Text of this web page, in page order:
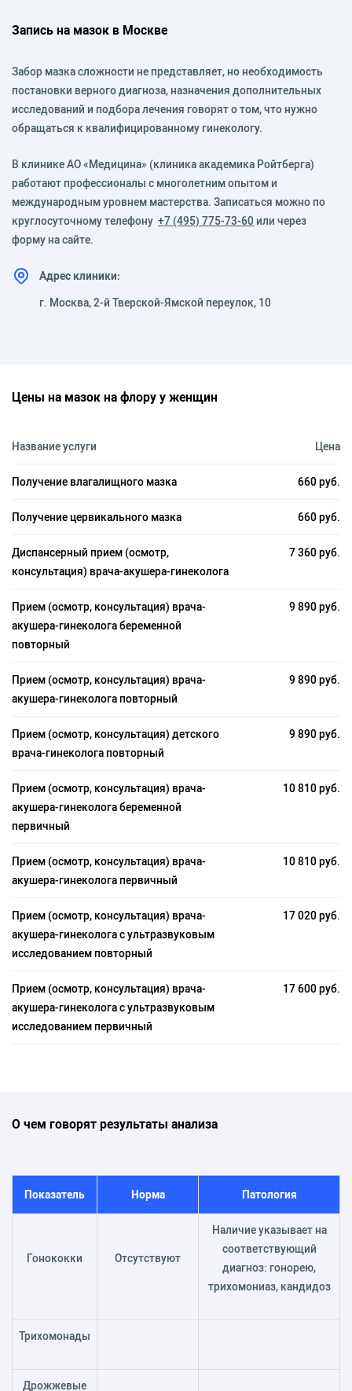
Запись на мазок в Москве
Забор мазка сложности не представляет, но необходимость
постановки верного диагноза, назначения дополнительных
исследований и подбора лечения говорят о том, что нужно
обращаться к квалифицированному гинекологу.
В клинике АО «Медицина» (клиника академика Ройтберга)
работают профессионалы с многолетним опытом и
международным уровнем мастерства. Записаться можно по
круглосуточному телефону +7 (495) 775-73-60 или через
форму на сайте.
Адрес клиники:
г. Москва, 2-й Тверской-Ямской переулок, 10
Цены на мазок на флору у женщин
Название услуги Цена
Получение влагалищного мазка 660 руб.
Получение цервикального мазка 660 руб.
Диспансерный прием (осмотр,
консультация) врача-акушера-гинеколога
7 360 руб.
Прием (осмотр, консультация) врача-
акушера-гинеколога беременной
повторный
9 890 руб.
Прием (осмотр, консультация) врача-
акушера-гинеколога повторный
9 890 руб.
Прием (осмотр, консультация) детского
врача-гинеколога повторный
9 890 руб.
Прием (осмотр, консультация) врача-
акушера-гинеколога беременной
первичный
10 810 руб.
Прием (осмотр, консультация) врача-
акушера-гинеколога первичный
10 810 руб.
Прием (осмотр, консультация) врача-
акушера-гинеколога с ультразвуковым
исследованием повторный
17 020 руб.
Прием (осмотр, консультация) врача-
акушера-гинеколога с ультразвуковым
исследованием первичный
17 600 руб.
О чем говорят результаты анализа
Показатель Норма Патология
Гонококки Отсутствуют
Наличие указывает на
соответствующий
диагноз: гонорею,
трихомониаз, кандидоз
Трихомонады
Дрожжевые